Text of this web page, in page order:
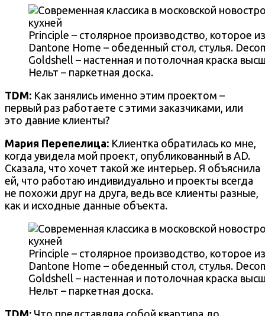
Principle – столярное производство, которое
Dantone Home – обеденный стол, стулья.
Goldshell – настенная и потолочная краска
Нельт – паркетная доска.
TDM: Как занялись именно этим проектом –
первый раз работаете с этими заказчиками, или
это давние клиенты?
Мария Перепелица: Клиентка обратилась ко мне,
когда увидела мой проект, опубликованный в AD.
Сказала, что хочет такой же интерьер. Я объяснила
ей, что работаю индивидуально и проекты всегда
не похожи друг на друга, ведь все клиенты разные,
как и исходные данные объекта.
Principle – столярное производство, которое
Dantone Home – обеденный стол, стулья.
Goldshell – настенная и потолочная краска
Нельт – паркетная доска.